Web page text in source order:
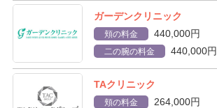
ガーデンクリニック
頬の料金 440,000円
二の腕の料金 440,000円
TAクリニック
頬の料金 264,000円